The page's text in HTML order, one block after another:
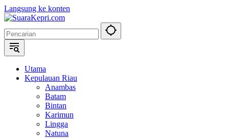
Langsung ke konten
Utama
Kepulauan Riau
Anambas
Batam
Bintan
Karimun
Lingga
Natuna